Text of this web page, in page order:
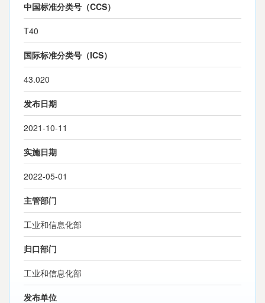
中国标准分类号（CCS）
T40
国际标准分类号（ICS）
43.020
发布日期
2021-10-11
实施日期
2022-05-01
主管部门
工业和信息化部
归口部门
工业和信息化部
发布单位